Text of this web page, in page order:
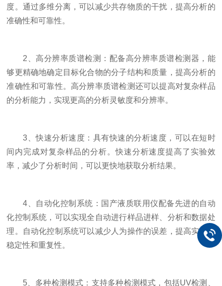
度。通过多维分离，可以减少共存物质的干扰，提高分析的
准确性和可靠性。
2、高分辨率质谱检测：配备高分辨率质谱检测器，能
够更精确地确定目标化合物的分子结构和质量，提高分析的
准确性和可靠性。高分辨率质谱检测还可以提高对复杂样品
的分析能力，实现更高的分析灵敏度和分辨率。
3、快速分析速度：具有快速的分析速度，可以在短时
间内完成对复杂样品的分析。快速分析速度提高了实验效
率，减少了分析时间，可以更快地获取分析结果。
4、自动化控制系统：国产液质联用仪配备先进的自动
化控制系统，可以实现全自动进行样品进样、分析和数据处
理。自动化控制系统可以减少人为操作的误差，提高实验的
稳定性和重复性。
5、多种检测模式：支持多种检测模式，包括UV检测、